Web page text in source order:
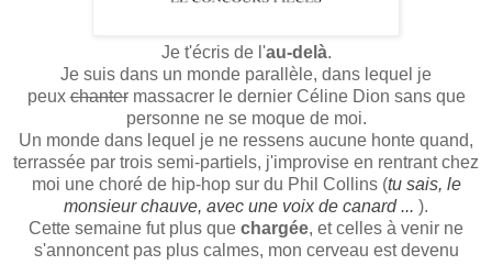
Je t'écris de l'au-delà.
Je suis dans un monde parallèle, dans lequel je
peuxchantermassacrer le dernier Céline Dion sans que
personne ne se moque de moi.
Un monde dans lequel je ne ressens aucune honte quand,
terrassée par trois semi-partiels, j'improvise en rentrant chez
moi une choré de hip-hop sur du Phil Collins (tu sais, le
monsieur chauve, avec une voix de canard ... ).
Cette semaine fut plus que chargée, et celles à venir ne
s'annoncent pas plus calmes, mon cerveau est devenu